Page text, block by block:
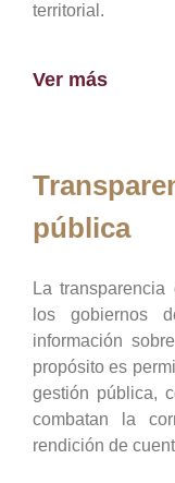
territorial.
Ver más
pública
La
los gobiernos
información
propósito es
gestión pública,
combatan la
rendición de